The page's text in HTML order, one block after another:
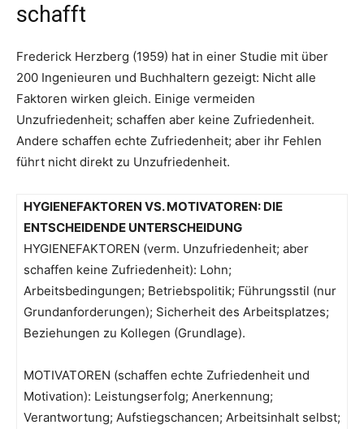
schafft
Frederick Herzberg (1959) hat in einer Studie mit über
200 Ingenieuren und Buchhaltern gezeigt: Nicht alle
Faktoren wirken gleich. Einige vermeiden
Unzufriedenheit; schaffen aber keine Zufriedenheit.
Andere schaffen echte Zufriedenheit; aber ihr Fehlen
führt nicht direkt zu Unzufriedenheit.
HYGIENEFAKTOREN VS. MOTIVATOREN: DIE
ENTSCHEIDENDE UNTERSCHEIDUNG
HYGIENEFAKTOREN (verm. Unzufriedenheit; aber
schaffen keine Zufriedenheit): Lohn;
Arbeitsbedingungen; Betriebspolitik; Führungsstil (nur
Grundanforderungen); Sicherheit des Arbeitsplatzes;
Beziehungen zu Kollegen (Grundlage).
MOTIVATOREN (schaffen echte Zufriedenheit und
Motivation): Leistungserfolg; Anerkennung;
Verantwortung; Aufstiegschancen; Arbeitsinhalt selbst;